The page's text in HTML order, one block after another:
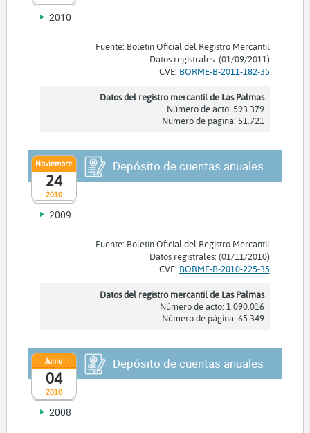
2010
Fuente: Boletín Oficial del Registro Mercantil
Datos registrales: (01/09/2011)
CVE: BORME-B-2011-182-35
Datos del registro mercantil de Las Palmas
Número de acto: 593.379
Número de página: 51.721
2010
Noviembre
24
Depósito de cuentas anuales
2009
Fuente: Boletín Oficial del Registro Mercantil
Datos registrales: (01/11/2010)
CVE: BORME-B-2010-225-35
Datos del registro mercantil de Las Palmas
Número de acto: 1.090.016
Número de página: 65.349
2010
Junio
04
Depósito de cuentas anuales
2008